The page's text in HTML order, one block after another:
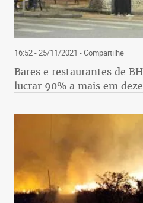
16:52 - 25/11/2021 - Compartilhe
Bares e restaurantes de
lucrar 90% a mais em